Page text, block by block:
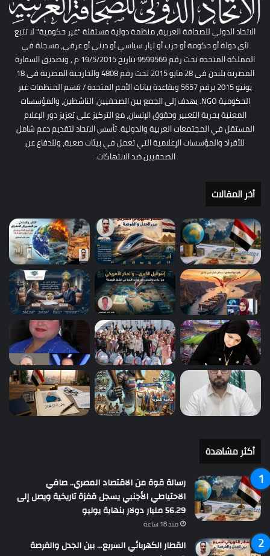
الاتحاد الدولي للصحافة العربية، منظمة دولية مستقلة "غير حكومية" لا تتبع
لأي دولة أو حكومة أو حزب أو تيار سياسي أو ديني أو عرقي، مسجلة في
المملكة المتحدة تحت رقم 9599569 بتاريخ 19/5/2015 م , وتصديق السفارة
المصرية بلندن فى 28 مايو 2015 تحت رقم 4808 والخارجية المصرية فى 18
يونيو 2015 برقم 5657 وبقاعدة بيانات الأمم المتحدة / قسم المنظمات غير
الحكومية NGO. يهدف إلى الجمع بين الصحفيين، الناشطين، والمؤسسات
المعنية بحرية التعبير وحقوق الإنسان، مع التركيز على تعزيز دور الإعلام
المستقل في المجتمعات العربية والدولية. تأسس الاتحاد لتقديم دعم شامل
للأفراد والمؤسسات الإعلامية التي تعمل في بيئات صعبة، وللدفاع عن
الصحفيين ضد الانتهاكات.
أخر المقالات
أكثر مشاهدة
رسالة قوة من الاقتصاد المصري.. صافي
الاحتياطي الأجنبي يسجل قفزة تاريخية ويصل إلى
56.29 مليار دولار بنهاية يوليو
منذ 18 ساعة
القطار الكهربائي السريع… بين الجدل والفرصة